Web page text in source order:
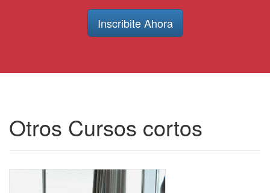
Inscribite Ahora
Otros Cursos cortos